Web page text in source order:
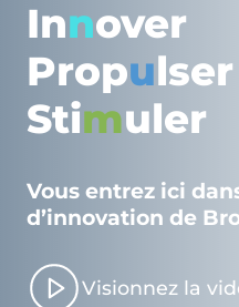
Innover
Propulser
Stimuler
Vous entrez ici
d’innovation de
Visionnez la